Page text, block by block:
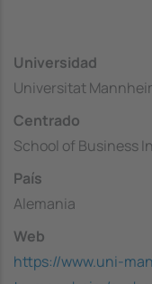
Universidad
Universitat
Centrado
School of Business
País
Alemania
Web
https://www.uni-